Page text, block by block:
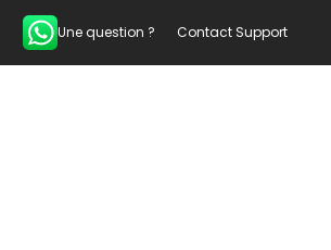
Une question ? Contact Support